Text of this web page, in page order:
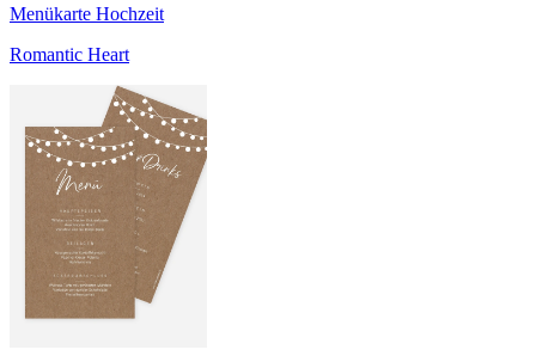
Menükarte Hochzeit
Romantic Heart